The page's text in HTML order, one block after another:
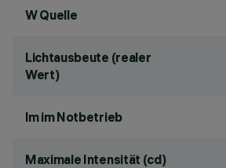
W Quelle
Lichtausbeute (realer
Wert)
lm im Notbetrieb
Maximale Intensität (cd)